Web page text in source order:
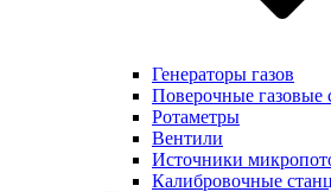
Генераторы газов
Поверочные газовые
Ротаметры
Вентили
Источники
Калибровочные